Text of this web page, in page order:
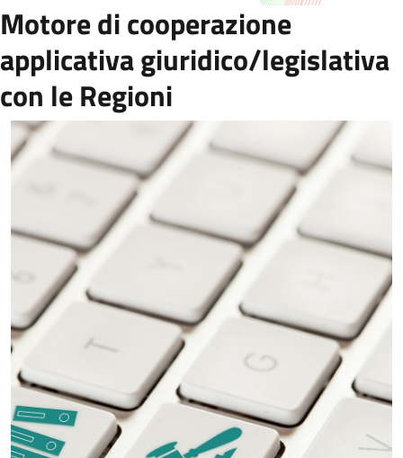
Motore di cooperazione
applicativa giuridico/legislativa
con le Regioni